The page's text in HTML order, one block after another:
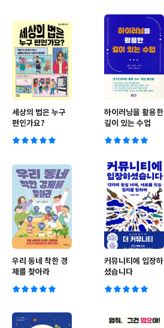
세상의 법은 누구
편인가요?
하이러닝을 활용한
깊이 있는 수업
우리 동네 착한 경
제를 찾아라
커뮤니티에 입장하
셨습니다